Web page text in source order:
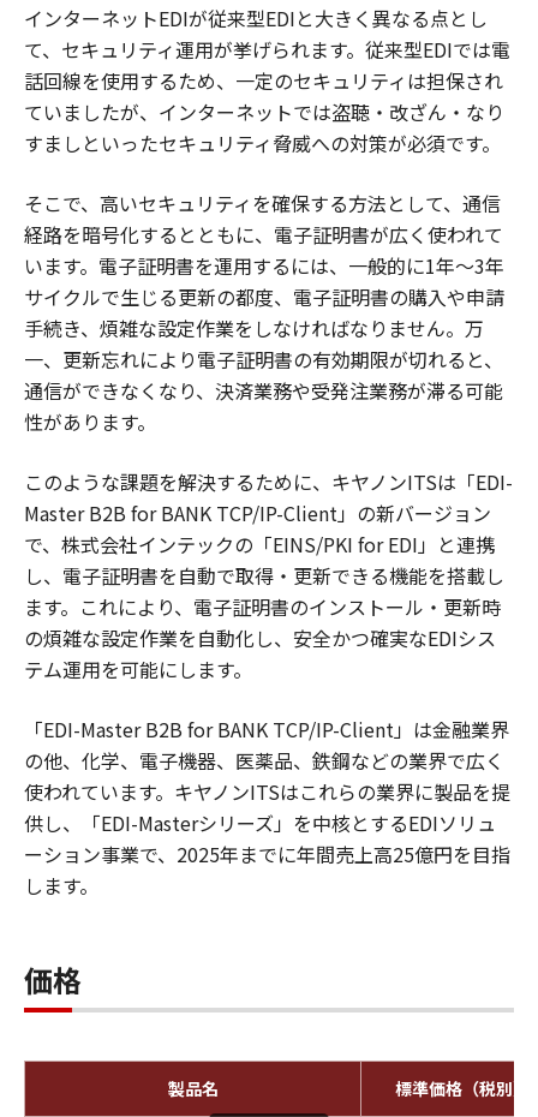
インターネットEDIが従来型EDIと大きく異なる点とし
て、セキュリティ運用が挙げられます。従来型EDIでは電
話回線を使用するため、一定のセキュリティは担保され
ていましたが、インターネットでは盗聴・改ざん・なり
すましといったセキュリティ脅威への対策が必須です。
そこで、高いセキュリティを確保する方法として、通信
経路を暗号化するとともに、電子証明書が広く使われて
います。電子証明書を運用するには、一般的に1年～3年
サイクルで生じる更新の都度、電子証明書の購入や申請
手続き、煩雑な設定作業をしなければなりません。万
一、更新忘れにより電子証明書の有効期限が切れると、
通信ができなくなり、決済業務や受発注業務が滞る可能
性があります。
このような課題を解決するために、キヤノンITSは「EDI-
Master B2B for BANK TCP/IP-Client」の新バージョン
で、株式会社インテックの「EINS/PKI for EDI」と連携
し、電子証明書を自動で取得・更新できる機能を搭載し
ます。これにより、電子証明書のインストール・更新時
の煩雑な設定作業を自動化し、安全かつ確実なEDIシス
テム運用を可能にします。
「EDI-Master B2B for BANK TCP/IP-Client」は金融業界
の他、化学、電子機器、医薬品、鉄鋼などの業界で広く
使われています。キヤノンITSはこれらの業界に製品を提
供し、「EDI-Masterシリーズ」を中核とするEDIソリュ
ーション事業で、2025年までに年間売上高25億円を目指
します。
価格
製品名 標準価格（税別）